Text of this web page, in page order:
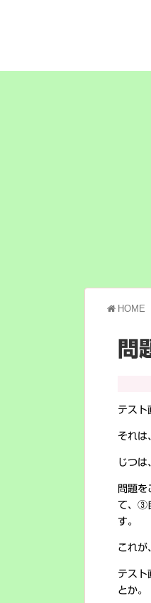
HOME
問
テスト
それは
じつは
問題
て、③
す。
これが
テスト
とか。